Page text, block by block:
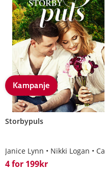
Kampanje
Storbypuls
Janice Lynn Nikki Logan Catherine Mann
4 for 199kr